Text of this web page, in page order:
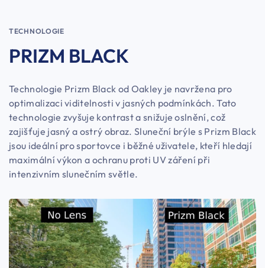
TECHNOLOGIE
PRIZM BLACK
Technologie Prizm Black od Oakley je navržena pro
optimalizaci viditelnosti v jasných podmínkách. Tato
technologie zvyšuje kontrast a snižuje oslnění, což
zajišťuje jasný a ostrý obraz. Sluneční brýle s Prizm Black
jsou ideální pro sportovce i běžné uživatele, kteří hledají
maximální výkon a ochranu proti UV záření při
intenzivním slunečním světle.